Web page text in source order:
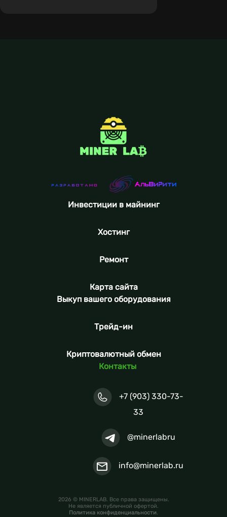
Инвестиции в майнинг
Хостинг
Ремонт
Карта сайта
Выкуп вашего оборудования
Трейд-ин
Криптовалютный обмен
Контакты
+7 (903) 330-73-
33
@minerlabru
info@minerlab.ru
2026 © MINERLAB. Все права защищены.
Не является публичной офертой.
Политика конфиденциальности.